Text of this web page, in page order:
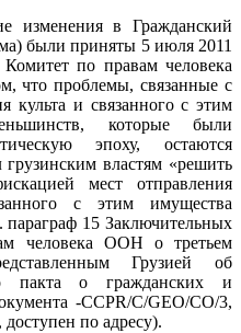
изменения в Гражданский
были приняты 5 июля 2011
по правам человека
что проблемы, связанные с
культа и связанного с этим
которые были
эпоху, остаются
властям «решить
мест отправления
с этим имущества
15 Заключительных
человека ООН о третьем
Грузией об
пакта о гражданских и
-CCPR/C/GEO/CO/3,
доступен по адресу).